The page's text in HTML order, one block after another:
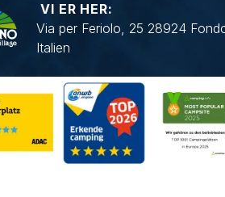
VI ER HER:
Via per Feriolo, 25 28924
Italien